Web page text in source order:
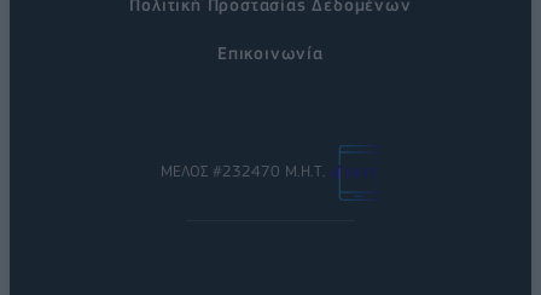
Πολιτική Προστασίας Δεδομένων
Επικοινωνία
ΜΕΛΟΣ #232470 Μ.Η.Τ.